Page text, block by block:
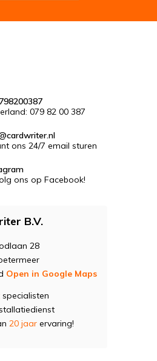
079 82 00 387
ons 24/7 email sturen
ons op Facebook!
B.V.
28
Open in Google Maps
specialisten
20 jaar ervaring!